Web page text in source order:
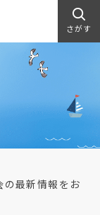
さがす
の最新情報をお